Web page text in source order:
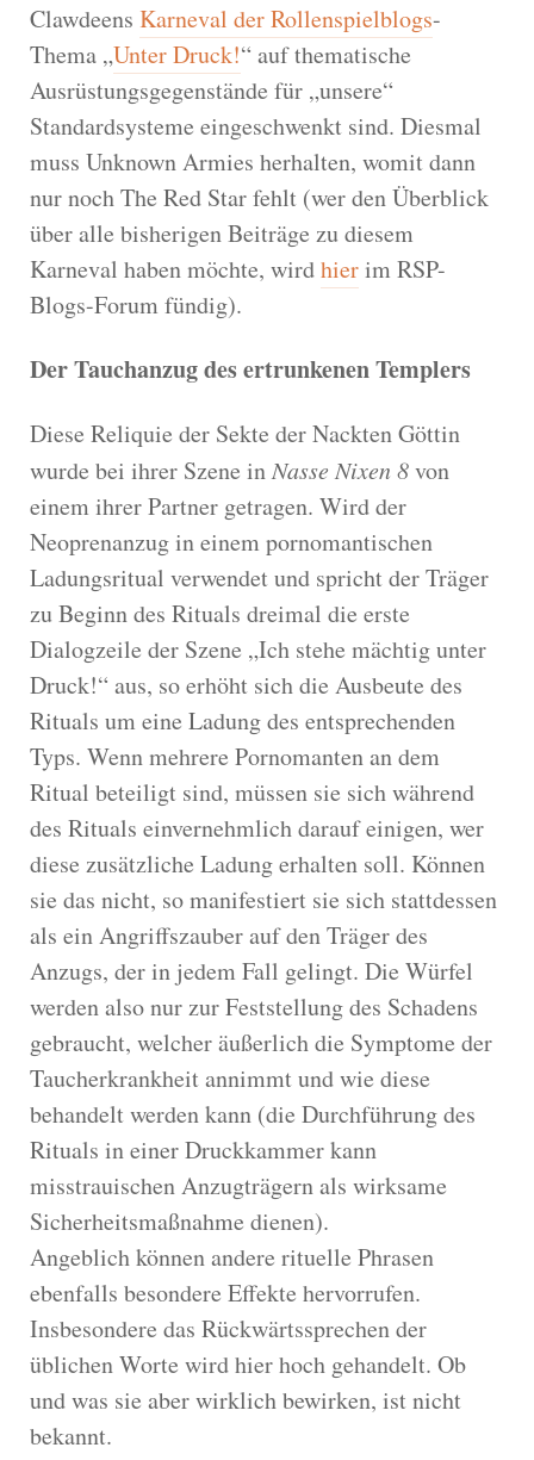
Clawdeens Karneval der Rollenspielblogs-
Thema „Unter Druck!“ auf thematische
Ausrüstungsgegenstände für „unsere“
Standardsysteme eingeschwenkt sind. Diesmal
muss Unknown Armies herhalten, womit dann
nur noch The Red Star fehlt (wer den Überblick
über alle bisherigen Beiträge zu diesem
Karneval haben möchte, wirdhierim RSP-
Blogs-Forum fündig).
Der Tauchanzug des ertrunkenen Templers
Diese Reliquie der Sekte der Nackten Göttin
wurde bei ihrer Szene in Nasse Nixen 8von
einem ihrer Partner getragen. Wird der
Neoprenanzug in einem pornomantischen
Ladungsritual verwendet und spricht der Träger
zu Beginn des Rituals dreimal die erste
Dialogzeile der Szene „Ich stehe mächtig unter
Druck!“ aus, so erhöht sich die Ausbeute des
Rituals um eine Ladung des entsprechenden
Typs. Wenn mehrere Pornomanten an dem
Ritual beteiligt sind, müssen sie sich während
des Rituals einvernehmlich darauf einigen, wer
diese zusätzliche Ladung erhalten soll. Können
sie das nicht, so manifestiert sie sich stattdessen
als ein Angriffszauber auf den Träger des
Anzugs, der in jedem Fall gelingt. Die Würfel
werden also nur zur Feststellung des Schadens
gebraucht, welcher äußerlich die Symptome der
Taucherkrankheit annimmt und wie diese
behandelt werden kann (die Durchführung des
Rituals in einer Druckkammer kann
misstrauischen Anzugträgern als wirksame
Sicherheitsmaßnahme dienen).
Angeblich können andere rituelle Phrasen
ebenfalls besondere Effekte hervorrufen.
Insbesondere das Rückwärtssprechen der
üblichen Worte wird hier hoch gehandelt. Ob
und was sie aber wirklich bewirken, ist nicht
bekannt.